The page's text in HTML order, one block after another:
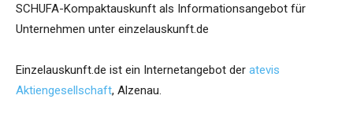
SCHUFA-Kompaktauskunft als Informationsangebot für
Unternehmen unter einzelauskunft.de
Einzelauskunft.de ist ein Internetangebot der atevis
Aktiengesellschaft, Alzenau.